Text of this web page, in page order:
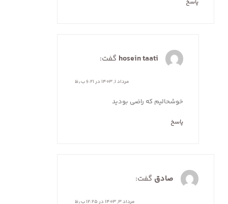
پاسخ
hosein taati گفت:
مرداد ۱, ۱۴۰۳ در ۶:۲۱ ب٫ظ
خوشحالیم که راضی بودید
پاسخ
صادق گفت:
مرداد ۳, ۱۴۰۳ در ۱۲:۲۵ ب٫ظ